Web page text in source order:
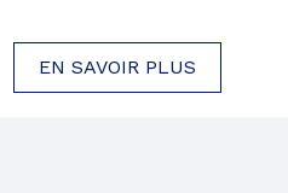
EN SAVOIR PLUS